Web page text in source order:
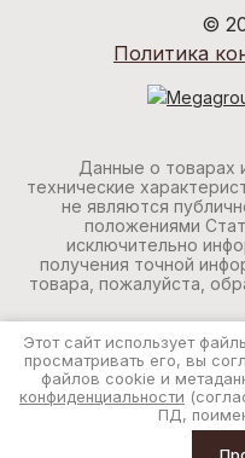
©
Политика
Данные о товарах
технические
не являются
положениями
исключительно
получения точной
товара, пожалуйста,
Этот сайт использует
просматривать его, вы
файлов cookie и
конфиденциальности
ПД,